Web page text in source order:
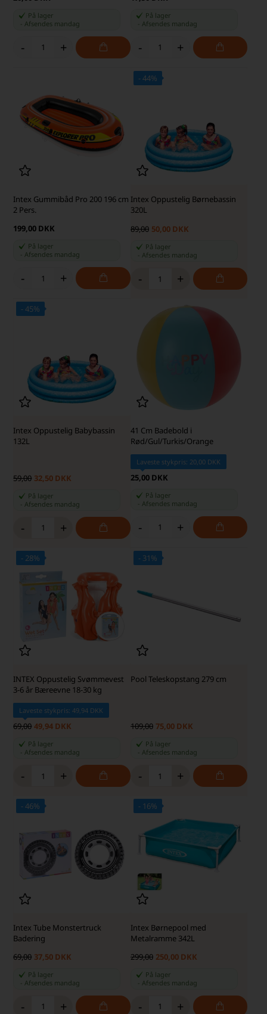
På lager
Afsendes mandag
- +
På lager
Afsendes mandag
- +
Intex Gummibåd Pro 200 196 cm
2 Pers.
199,00 DKK
På lager
-Afsendes mandag
- +
- 44%
SKARP PRIS · SKARP PRIS
Intex Oppustelig Børnebassin
320L
89,00 50,00 DKK
På lager
Afsendes mandag
- +
- 45%
SKARP PRIS · SKARP PRIS
Intex Oppustelig Babybassin
132L
59,00 32,50 DKK
På lager
Afsendes mandag
- +
41 Cm Badebold i
Rød/Gul/Turkis/Orange
Laveste stykpris: 20,00 DKK
25,00 DKK
På lager
Afsendes mandag
- +
- 28%
· SKARP PRIS
INTEX Oppustelig Svømmevest
3-6 år Bæreevne 18-30 kg
Laveste stykpris: 49,94 DKK
69,00 49,94 DKK
På lager
-Afsendes mandag
- +
- 31%
SKARP PRIS · SKARP PRIS
Pool Teleskopstang 279 cm
109,00 75,00 DKK
På lager
Afsendes mandag
- +
- 46%
Intex Tube Monstertruck
Badering
69,00 37,50 DKK
På lager
Afsendes mandag
- +
- 16%
SKARP PRIS · SKARP PRIS
Intex Børnepool med
Metalramme 342L
299,00 250,00 DKK
På lager
Afsendes mandag
- +